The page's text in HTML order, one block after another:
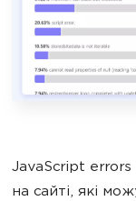
JavaScript errors
на сайті, які